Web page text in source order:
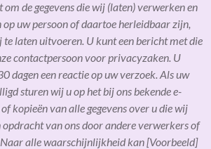
de gegevens die wij (laten) verwerken en
uw persoon of daartoe herleidbaar zijn,
laten uitvoeren. U kunt een bericht met die
contactpersoon voor privacyzaken. U
dagen een reactie op uw verzoek. Als uw
sturen wij u op het bij ons bekende e-
kopieën van alle gegevens over u die wij
van ons door andere verwerkers of
alle waarschijnlijkheid kan [Voorbeeld]